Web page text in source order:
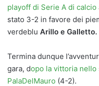
playoff di Serie A di calcio
stato 3-2 in favore dei
verdeblu Arillo e Galletto.
Termina dunque
gara, dopo la vittoria
PalaDelMauro (4-2).